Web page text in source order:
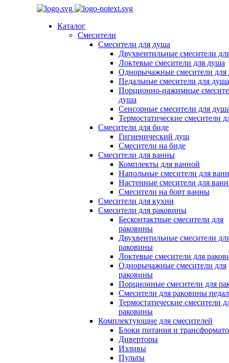
Каталог
Смесители
Смесители для душа
Двухвентильные смесители
Локтевые смесители для душа
Однорычажные смесители для
Педальные смесители для душа
Порционно-нажимные
душа
Сенсорные смесители для
Термостатические смесители
Смесители для биде
Гигиенический душ
Смесители на биде
Смесители для ванны
Комплекты для ванной
Напольные смесители для
Настенные смесители для
Смесители на борт ванны
Смесители для кухни
Смесители для раковины
Бесконтактные смесители для
раковины
Двухвентильные смесители
раковины
Локтевые смесители для
Однорычажные смесители для
раковины
Порционные смесители для
Смесители для раковины
Термостатические смесители
раковины
Комплектующие для смесителей
Блоки питания и
Диверторы
Изливы
Пульты